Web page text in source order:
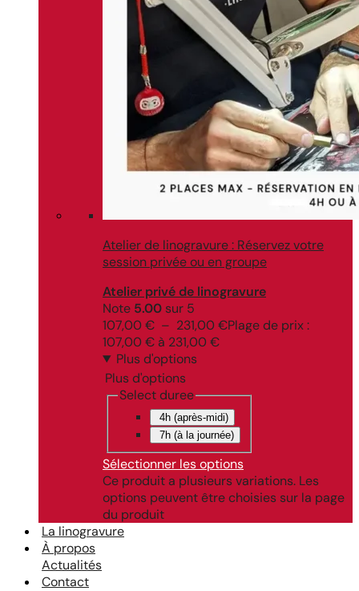
Atelier de linogravure : Réservez votre
session privée ou en groupe
Atelier privé de linogravure
Note 5.00 sur 5
107,00 € – 231,00 €Plage de prix :
107,00 € à 231,00 €
Plus d'options
Plus d'options
Select duree
4h (après-midi)
7h (à la journée)
Sélectionner les options
Ce produit a plusieurs variations. Les
options peuvent être choisies sur la page
du produit
La linogravure
À propos
Actualités
Contact